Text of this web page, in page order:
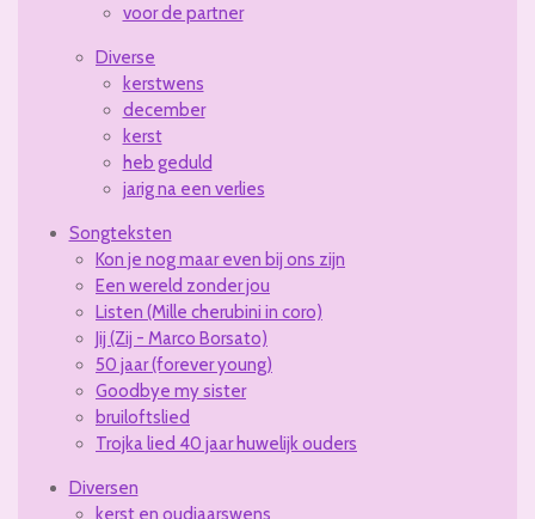
voor de partner
Diverse
kerstwens
december
kerst
heb geduld
jarig na een verlies
Songteksten
Kon je nog maar even bij ons zijn
Een wereld zonder jou
Listen (Mille cherubini in coro)
Jij (Zij - Marco Borsato)
50 jaar (forever young)
Goodbye my sister
bruiloftslied
Trojka lied 40 jaar huwelijk ouders
Diversen
kerst en oudjaarswens